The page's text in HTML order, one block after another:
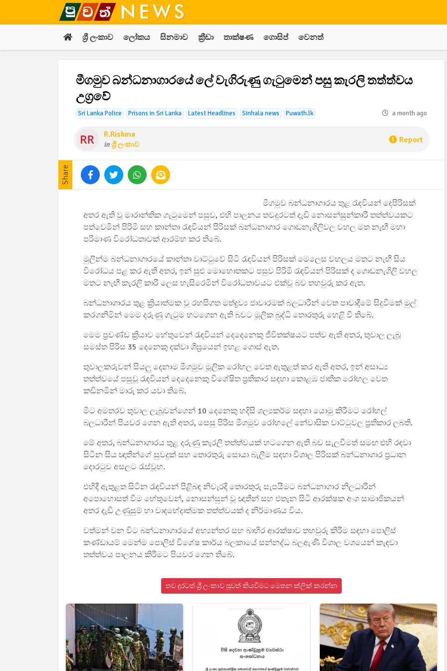
ශ්‍රී ලංකාව ලෝකය සිනමාව ක්‍රීඩා තාක්ෂණ ගොසිප් වෙනත්
මීගමුව බන්ධනාගාරයේ ලේ වැගිරුණු ගැටුමෙන් පසු කැරලි තත්ත්වය
උග්‍රවේ
Sri Lanka Police Prisons in Sri Lanka Latest Headlines Sinhala news Puwath.lk a month ago
R.rishma
inශ්‍රී ලංකාව Report
Share
මීගමුව බන්ධනාගාරය තුළ රැඳවියන් දෙපිරිසක්
අතර ඇති වූ මාරාන්තික ගැටුමෙන් පසුව, එහි පාලනය තවදුරටත් දැඩි නොසන්සුන්කාරී තත්ත්වයකට
පත්වෙමින් පිරිමි සහ කාන්තා රැඳවියන් පිරිසක් බන්ධනාගාර ගොඩනැගිලිවල වහල මත නැඟී මහා
පරිමාණ විරෝධතාවක් ආරම්භ කර තිබේ.
මුලින්ම බන්ධනාගාරයේ කාන්තා වාට්ටුවේ සිටි රැඳවියන් පිරිසක් මෙලෙස වහලය මතට නැඟී සිය
විරෝධය පළ කර ඇති අතර, ඉන් සුළු මොහොතකට පසුව පිරිමි රැඳවියන් පිරිසක් ද ගොඩනැගිලි වහල
මතට නැඟී කැරලි කාරී ලෙස හැසිරෙමින් විරෝධතාවයට එක්වූ බව තහවුරු කර ඇත.
බන්ධනාගාරය තුළ ක්‍රියාත්මක වූ රහසිගත මත්ද්‍රව්‍ය ජාවාරමක් බලධාරීන් වෙත පාවාදීමේ සිදුවීමක් මුල්
කරගනිමින් මෙම දරුණු ගැටුම හටගෙන ඇති බවට මූලික බුද්ධි තොරතුරු හෙළි වී තිබේ.
මෙම ප්‍රචණ්ඩ ක්‍රියාව හේතුවෙන් රැඳවියන් දෙදෙනෙකු ජීවිතක්ෂයට පත්ව ඇති අතර, තුවාල ලැබූ
සමස්ත පිරිස 35 දෙනෙකු දක්වා ශීඝ්‍රයෙන් ඉහළ ගොස් ඇත.
තුවාලකරුවන් සියලු දෙනාම මීගමුව මූලික රෝහල වෙත ඇතුළත් කර ඇති අතර, ඉන් අසාධ්‍ය
තත්ත්වයේ පසුවූ රැඳවියන් දෙදෙනෙකු විශේෂිත ප්‍රතිකාර සඳහා කොළඹ ජාතික රෝහල වෙත
කඩිනමින් මාරු කර යවා තිබේ.
මීට අමතරව තුවාල ලැබූවන්ගෙන් 10 දෙනෙකු හදිසි ශල්‍යකර්ම සඳහා යොමු කිරීමට රෝහල්
බලධාරීන් පියවර ගෙන ඇති අතර, සෙසු පිරිස මීගමුව රෝහලේ නේවාසික වාට්ටුවල ප්‍රතිකාර ලබති.
මේ අතර, බන්ධනාගාරය තුළ දරුණු කැරලි තත්ත්වයක් හටගෙන ඇති බව සැලවීමත් සමඟ එහි රඳවා
සිටින සිය ඥාතීන්ගේ සුවදුක් සහ තොරතුරු සොයා බැලීම සඳහා විශාල පිරිසක් බන්ධනාගාර ප්‍රධාන
දොරටුව අසලට රැස්වූහ.
එහිදී ඇතුළත සිටින රැඳවියන් පිළිබඳ නිවැරදි තොරතුරු සැපයීමට බන්ධනාගාර නිලධාරීන්
අපොහොසත් වීම හේතුවෙන්, නොසන්සුන් වූ ඥාතීන් සහ එතැන සිටි ආරක්ෂක අංශ සාමාජිකයන්
අතර දැඩි උණුසුම් හා වාදභේදාත්මක තත්ත්වයක් ද නිර්මාණය විය.
වත්මන් වන විට බන්ධනාගාරයේ අභ්‍යන්තර සහ බාහිර ආරක්ෂාව තහවුරු කිරීම සඳහා පොලිස්
කණ්ඩායම් මෙන්ම පොලිස් විශේෂ කාර්ය බලකායේ සන්නද්ධ බලඇණි විශාල වශයෙන් කැඳවා
තත්ත්වය පාලනය කිරීමට පියවර ගෙන තිබේ.
තව දුරටත් ශ්‍රී ලංකාව පුවත් කියවීමට මෙතන ක්ලික් කරන්න